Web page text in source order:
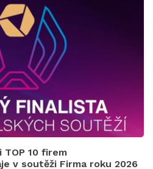
TOP 10 firem
v soutěži Firma roku 2026